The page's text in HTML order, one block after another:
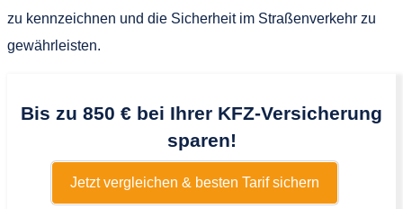
zu kennzeichnen und die Sicherheit im Straßenverkehr zu
gewährleisten.
Bis zu 850 € bei Ihrer KFZ-Versicherung
sparen!
Jetzt vergleichen & besten Tarif sichern